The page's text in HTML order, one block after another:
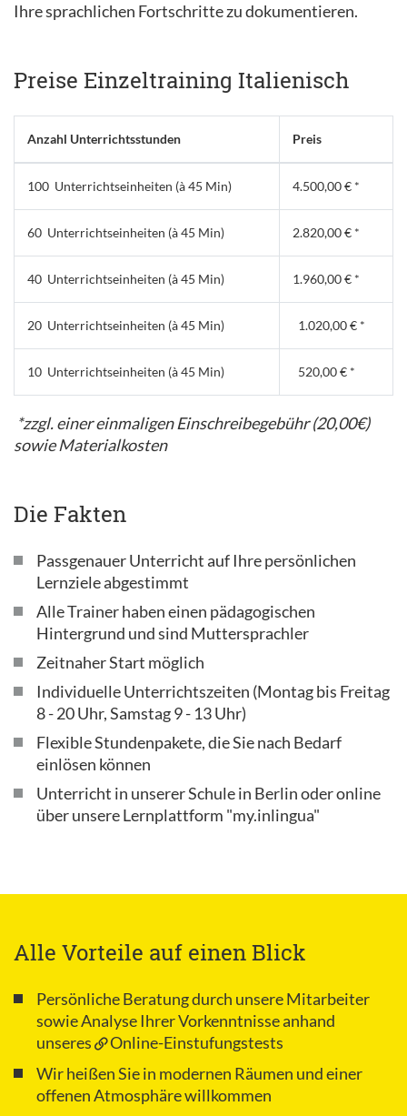
Ihre sprachlichen Fortschritte zu dokumentieren.
Preise Einzeltraining Italienisch
Anzahl Unterrichtsstunden Preis
100 Unterrichtseinheiten (à 45 Min) 4.500,00 € *
60 Unterrichtseinheiten (à 45 Min) 2.820,00 € *
40 Unterrichtseinheiten (à 45 Min) 1.960,00 € *
20 Unterrichtseinheiten (à 45 Min) 1.020,00 € *
10 Unterrichtseinheiten (à 45 Min) 520,00 € *
*zzgl. einer einmaligen Einschreibegebühr (20,00€)
sowie Materialkosten
Die Fakten
Passgenauer Unterricht auf Ihre persönlichen
Lernziele abgestimmt
Alle Trainer haben einen pädagogischen
Hintergrund und sind Muttersprachler
Zeitnaher Start möglich
Individuelle Unterrichtszeiten (Montag bis Freitag
8 - 20 Uhr, Samstag 9 - 13 Uhr)
Flexible Stundenpakete, die Sie nach Bedarf
einlösen können
Unterricht in unserer Schule in Berlin oder online
über unsere Lernplattform "my.inlingua"
Alle Vorteile auf einen Blick
Persönliche Beratung durch unsere Mitarbeiter
sowie Analyse Ihrer Vorkenntnisse anhand
unseres
Online-Einstufungstests
Wir heißen Sie in modernen Räumen und einer
offenen Atmosphäre willkommen